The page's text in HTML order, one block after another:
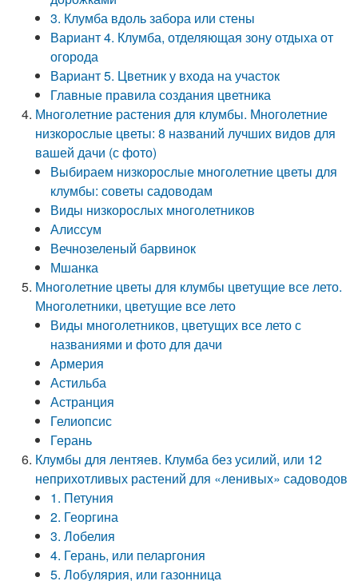
3. Клумба вдоль забора или стены
Вариант 4. Клумба, отделяющая зону отдыха от
огорода
Вариант 5. Цветник у входа на участок
Главные правила создания цветника
Многолетние растения для клумбы. Многолетние
низкорослые цветы: 8 названий лучших видов для
вашей дачи (с фото)
Выбираем низкорослые многолетние цветы для
клумбы: советы садоводам
Виды низкорослых многолетников
Алиссум
Вечнозеленый барвинок
Мшанка
Многолетние цветы для клумбы цветущие все лето.
Многолетники, цветущие все лето
Виды многолетников, цветущих все лето с
названиями и фото для дачи
Армерия
Астильба
Астранция
Гелиопсис
Герань
Клумбы для лентяев. Клумба без усилий, или 12
неприхотливых растений для «ленивых» садоводов
1. Петуния
2. Георгина
3. Лобелия
4. Герань, или пеларгония
5. Лобулярия, или газонница